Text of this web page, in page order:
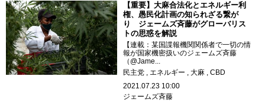
【重要】大麻合法化とエネルギー利
権、愚民化計画の知られざる繋が
り ジェームズ斉藤がグローバリス
トの思惑を解説
【連載：某国諜報機関関係者で一切の情
報が国家機密扱いのジェームズ斉藤
（@Jame...
民主党
エネルギー 大麻
CBD
2021.07.23 10:00
ジェームズ斉藤